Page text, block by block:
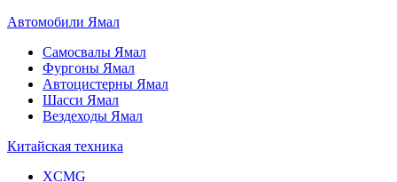
Автомобили Ямал
Самосвалы Ямал
Фургоны Ямал
Автоцистерны Ямал
Шасси Ямал
Вездеходы Ямал
Китайская техника
XCMG